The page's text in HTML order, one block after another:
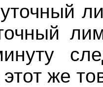
этот же